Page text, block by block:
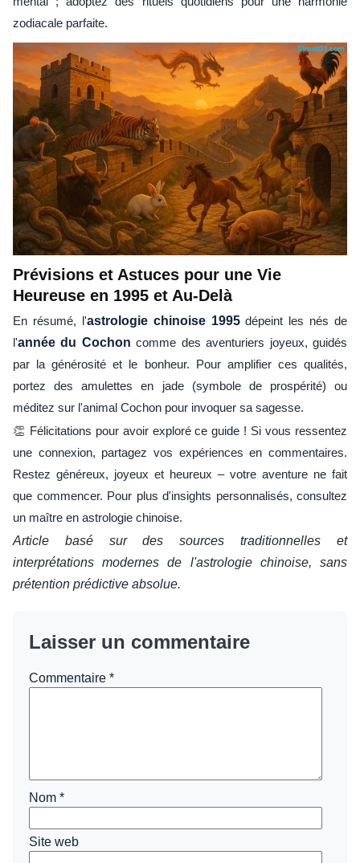
zodiacale parfaite.
Prévisions et Astuces pour une Vie
Heureuse en 1995 et Au-Delà
En résumé, l'astrologie chinoise 1995dépeint les nés de
l'année du Cochon comme des aventuriers joyeux, guidés
par la générosité et le bonheur. Pour amplifier ces qualités,
portez des amulettes en jade (symbole de prospérité) ou
méditez sur l'animal Cochon pour invoquer sa sagesse.
👏 Félicitations pour avoir exploré ce guide ! Si vous ressentez
une connexion, partagez vos expériences en commentaires.
Restez généreux, joyeux et heureux – votre aventure ne fait
que commencer. Pour plus d'insights personnalisés, consultez
un maître en astrologie chinoise.
Article basé sur des sources traditionnelles et
interprétations modernes de l'astrologie chinoise, sans
prétention prédictive absolue.
Laisser un commentaire
Commentaire *
Nom *
Site web